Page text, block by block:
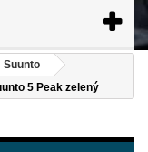
Suunto
5 Peak zelený